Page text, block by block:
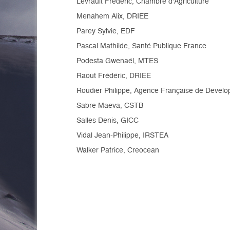
Levrault Frédéric, Chambre d'Agriculture
Menahem Alix, DRIEE
Parey Sylvie, EDF
Pascal Mathilde, Santé Publique France
Podesta Gwenaël, MTES
Raout Frédéric, DRIEE
Roudier Philippe, Agence Française de
Sabre Maeva, CSTB
Salles Denis, GICC
Vidal Jean-Philippe, IRSTEA
Walker Patrice, Creocean